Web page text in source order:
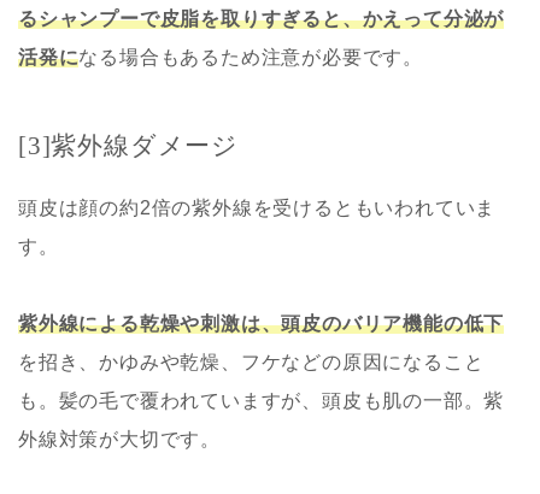
るシャンプーで皮脂を取りすぎると、かえって分泌が
活発になる場合もあるため注意が必要です。
[3]紫外線ダメージ
頭皮は顔の約2倍の紫外線を受けるともいわれていま
す。
紫外線による乾燥や刺激は、頭皮のバリア機能の低下
を招き、かゆみや乾燥、フケなどの原因になること
も。髪の毛で覆われていますが、頭皮も肌の一部。紫
外線対策が大切です。